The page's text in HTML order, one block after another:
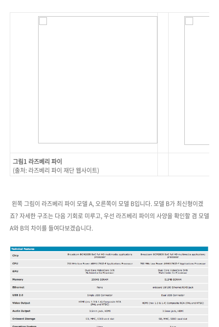
그림1 라즈베리 파이
(출처: 라즈베리 파이 재단 웹사이트)
왼쪽 그림이 라즈베리 파이 모델 A, 오른쪽이 모델 B입니다. 모델 B가 최신형이겠
죠? 자세한 구조는 다음 기회로 미루고, 우선 라즈베리 파이의 사양을 확인할 겸 모델
A와 B의 차이를 들여다보겠습니다.